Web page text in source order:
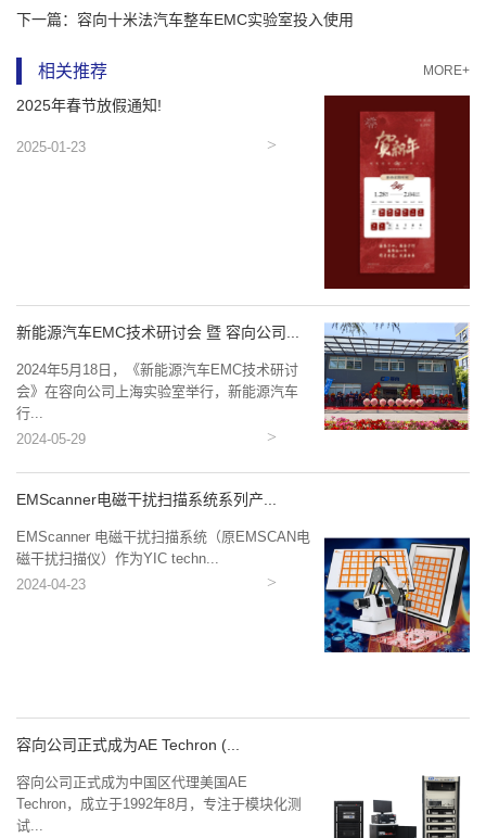
下一篇： 容向十米法汽车整车EMC实验室投入使用
相关推荐 MORE+
2025年春节放假通知!
2025-01-23
新能源汽车EMC技术研讨会 暨 容向公司...
2024年5月18日，《新能源汽车EMC技术研讨
会》在容向公司上海实验室举行，新能源汽车
行...
2024-05-29
EMScanner电磁干扰扫描系统系列产...
EMScanner 电磁干扰扫描系统（原EMSCAN电
磁干扰扫描仪）作为YIC techn...
2024-04-23
容向公司正式成为AE Techron (...
容向公司正式成为中国区代理美国AE
Techron，成立于1992年8月，专注于模块化测
试...